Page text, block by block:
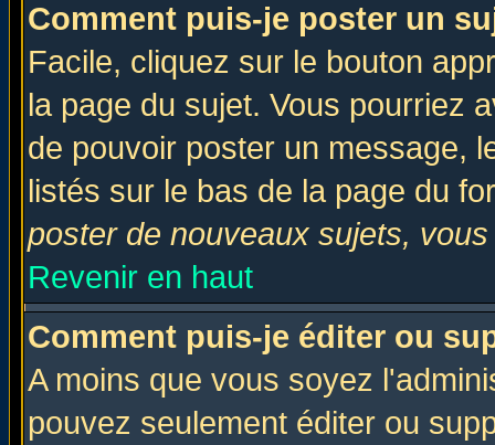
Comment puis-je poster un
Facile, cliquez sur le bouton
la page du sujet. Vous pourriez
de pouvoir poster un message,
listés sur le bas de la page du
poster de nouveaux sujets,
Revenir en haut
Comment puis-je éditer ou
A moins que vous soyez
pouvez seulement éditer ou